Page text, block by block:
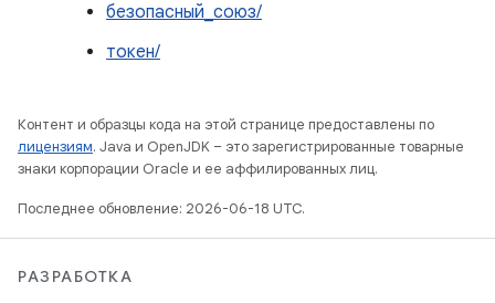
безопасный_союз/
токен/
Контент и образцы кода на этой странице предоставлены по
лицензиям. Java и OpenJDK – это зарегистрированные товарные
знаки корпорации Oracle и ее аффилированных лиц.
Последнее обновление: 2026-06-18 UTC.
РАЗРАБОТКА